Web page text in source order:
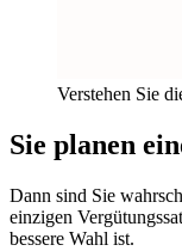
Verstehen Sie
Sie planen
Dann sind Sie
einzigen
bessere Wahl ist.